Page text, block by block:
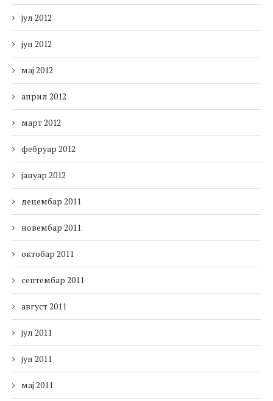
јул 2012
јун 2012
мај 2012
април 2012
март 2012
фебруар 2012
јануар 2012
децембар 2011
новембар 2011
октобар 2011
септембар 2011
август 2011
јул 2011
јун 2011
мај 2011